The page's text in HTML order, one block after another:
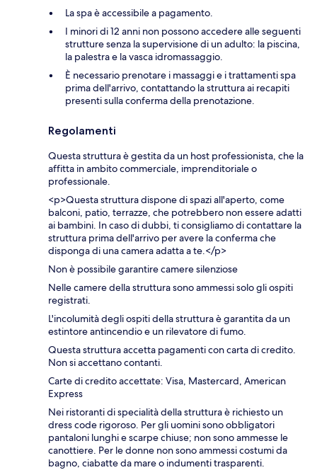
La spa è accessibile a pagamento.
I minori di 12 anni non possono accedere alle seguenti
strutture senza la supervisione di un adulto: la piscina,
la palestra e la vasca idromassaggio.
È necessario prenotare i massaggi e i trattamenti spa
prima dell'arrivo, contattando la struttura ai recapiti
presenti sulla conferma della prenotazione.
Regolamenti
Questa struttura è gestita da un host professionista, che la
affitta in ambito commerciale, imprenditoriale o
professionale.
<p>Questa struttura dispone di spazi all'aperto, come
balconi, patio, terrazze, che potrebbero non essere adatti
ai bambini. In caso di dubbi, ti consigliamo di contattare la
struttura prima dell'arrivo per avere la conferma che
disponga di una camera adatta a te.</p>
Non è possibile garantire camere silenziose
Nelle camere della struttura sono ammessi solo gli ospiti
registrati.
L'incolumità degli ospiti della struttura è garantita da un
estintore antincendio e un rilevatore di fumo.
Questa struttura accetta pagamenti con carta di credito.
Non si accettano contanti.
Carte di credito accettate: Visa, Mastercard, American
Express
Nei ristoranti di specialità della struttura è richiesto un
dress code rigoroso. Per gli uomini sono obbligatori
pantaloni lunghi e scarpe chiuse; non sono ammesse le
canottiere. Per le donne non sono ammessi costumi da
bagno, ciabatte da mare o indumenti trasparenti.